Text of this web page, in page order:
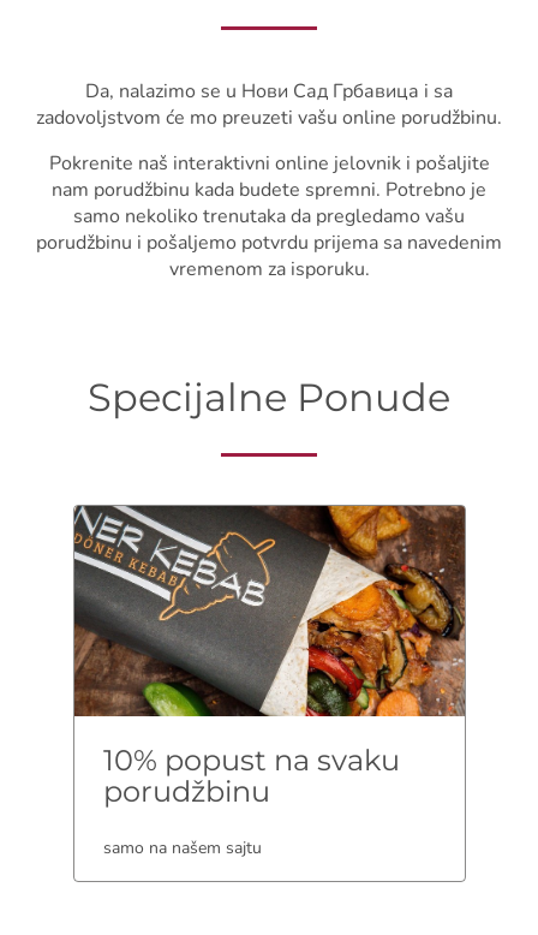
Da, nalazimo se u Нови Сад Грбавица i sa
zadovoljstvom će mo preuzeti vašu online porudžbinu.
Pokrenite naš interaktivni online jelovnik i pošaljite
nam porudžbinu kada budete spremni. Potrebno je
samo nekoliko trenutaka da pregledamo vašu
porudžbinu i pošaljemo potvrdu prijema sa navedenim
vremenom za isporuku.
Specijalne Ponude
10% popust na svaku
porudžbinu
samo na našem sajtu